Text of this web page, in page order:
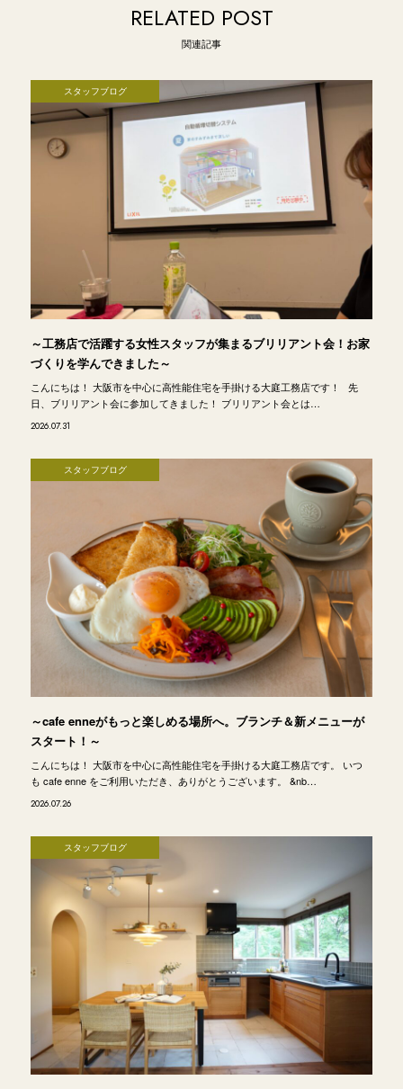
RELATED POST
関連記事
スタッフブログ
～工務店で活躍する女性スタッフが集まるブリリアント会！お家
づくりを学んできました～
こんにちは！ 大阪市を中心に高性能住宅を手掛ける大庭工務店です！ 先
日、ブリリアント会に参加してきました！ ブリリアント会とは…
2026.07.31
スタッフブログ
～cafe enneがもっと楽しめる場所へ。ブランチ＆新メニューが
スタート！～
こんにちは！ 大阪市を中心に高性能住宅を手掛ける大庭工務店です。 いつ
も cafe enne をご利用いただき、ありがとうございます。 &nb…
2026.07.26
スタッフブログ